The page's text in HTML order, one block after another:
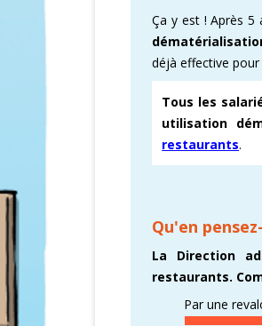
Ça y est ! Après 5
déjà effective pour
Tous les
utilisation
restaurants.
Qu'en
La Direction
restaurants.
Par une